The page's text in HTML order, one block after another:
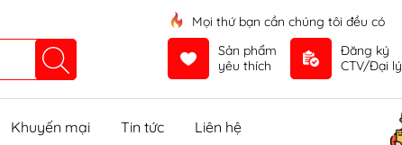
Mọi thứ bạn cần chúng tôi đều có
Sản phẩm
yêu thích
Đăng ký
CTV/Đại lý
Khuyến mại Tin tức Liên hệ